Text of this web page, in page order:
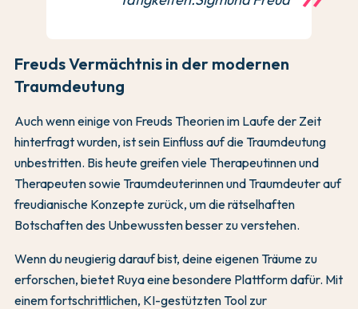
Freuds Vermächtnis in der modernen
Traumdeutung
Auch wenn einige von Freuds Theorien im Laufe der Zeit
hinterfragt wurden, ist sein Einfluss auf die Traumdeutung
unbestritten. Bis heute greifen viele Therapeutinnen und
Therapeuten sowie Traumdeuterinnen und Traumdeuter auf
freudianische Konzepte zurück, um die rätselhaften
Botschaften des Unbewussten besser zu verstehen.
Wenn du neugierig darauf bist, deine eigenen Träume zu
erforschen, bietet Ruya eine besondere Plattform dafür. Mit
einem fortschrittlichen, KI-gestützten Tool zur